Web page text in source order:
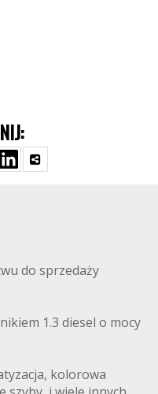
do sprzedaży
1.3 diesel o mocy
kolorowa